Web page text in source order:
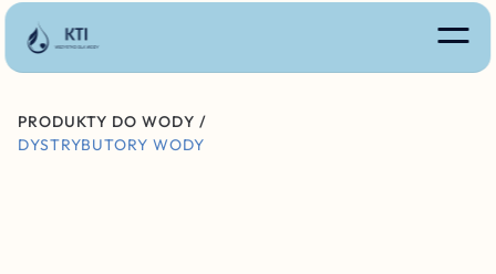
PRODUKTY DO WODY /
DYSTRYBUTORY WODY